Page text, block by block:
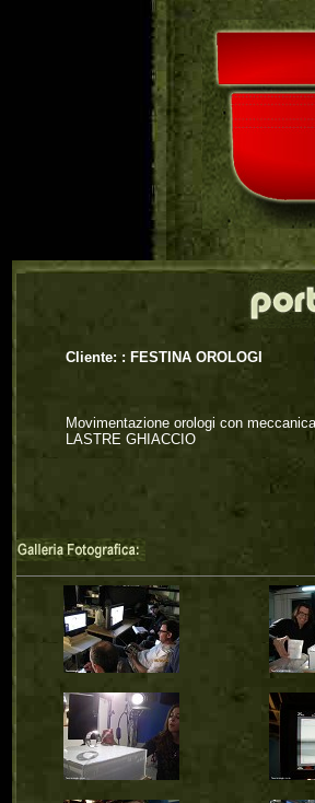
Cliente: : FESTINA OROLOGI
Movimentazione orologi con
LASTRE GHIACCIO